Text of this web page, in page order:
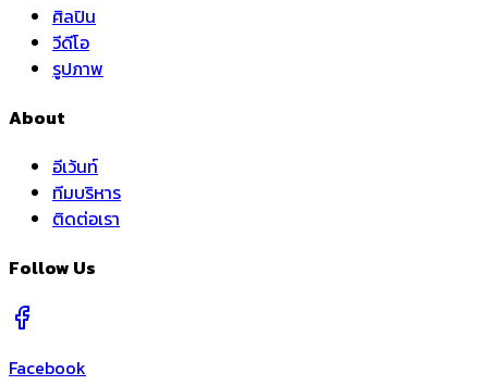
ศิลปิน
วีดีโอ
รูปภาพ
About
อีเว้นท์
ทีมบริหาร
ติดต่อเรา
Follow Us
Facebook